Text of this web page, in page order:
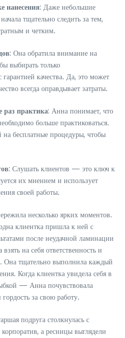
нанесения: Даже небольшие
тщательно следить за тем,
и четким.
: Она обратила внимание на
выбирать только
качества. Да, это может
всегда оправдывает затраты.
раз практика: Анна понимает, что
больше практиковаться.
на бесплатные процедуры, чтобы
: Слушать клиентов — это ключ к
их мнением и использует
своей работы.
несколько ярких моментов.
клиентка пришла к ней с
после неудачной ламинации
на себя ответственность и
Она тщательно выполнила каждый
Когда клиентка увидела себя в
— Анна почувствовала
за свою работу.
подруга столкнулась с
а ресницы выглядели